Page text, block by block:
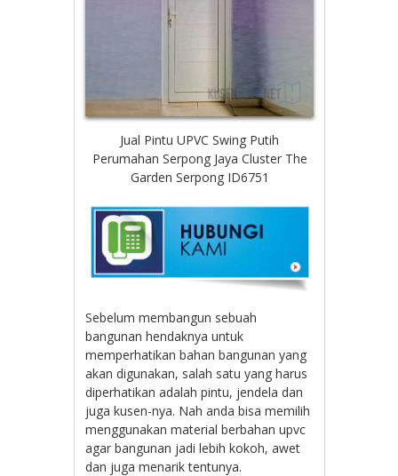
Jual Pintu UPVC Swing Putih
Perumahan Serpong Jaya Cluster The
Garden Serpong ID6751
Sebelum membangun sebuah
bangunan hendaknya untuk
memperhatikan bahan bangunan yang
akan digunakan, salah satu yang harus
diperhatikan adalah pintu, jendela dan
juga kusen-nya. Nah anda bisa memilih
menggunakan material berbahan upvc
agar bangunan jadi lebih kokoh, awet
dan juga menarik tentunya.